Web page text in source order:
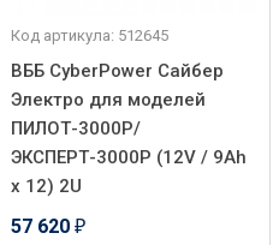
Код артикула: 512645
ВББ CyberPower Сайбер
Электро для моделей
ПИЛОТ-3000Р/
ЭКСПЕРТ-3000Р (12V / 9Ah
х 12) 2U
57 620 ₽